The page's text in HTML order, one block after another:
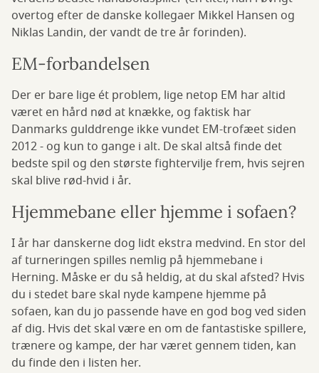
overtog efter de danske kollegaer Mikkel Hansen og
Niklas Landin, der vandt de tre år forinden).
EM-forbandelsen
Der er bare lige ét problem, lige netop EM har altid
været en hård nød at knække, og faktisk har
Danmarks gulddrenge ikke vundet EM-trofæet siden
2012 - og kun to gange i alt. De skal altså finde det
bedste spil og den største fightervilje frem, hvis sejren
skal blive rød-hvid i år.
Hjemmebane eller hjemme i sofaen?
I år har danskerne dog lidt ekstra medvind. En stor del
af turneringen spilles nemlig på hjemmebane i
Herning. Måske er du så heldig, at du skal afsted? Hvis
du i stedet bare skal nyde kampene hjemme på
sofaen, kan du jo passende have en god bog ved siden
af dig. Hvis det skal være en om de fantastiske spillere,
trænere og kampe, der har været gennem tiden, kan
du finde den i listen her.